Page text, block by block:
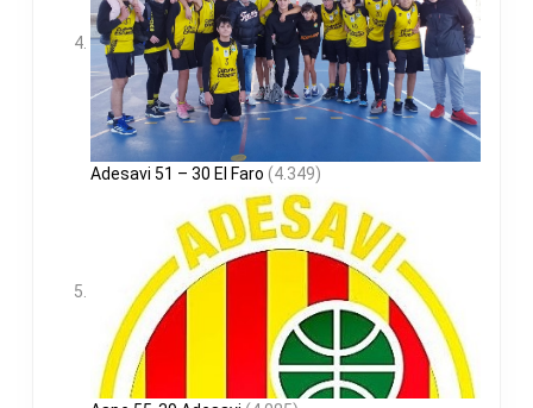
Adesavi 51 – 30 El Faro (4.349)